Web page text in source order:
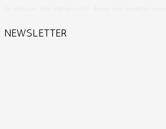
NEWSLETTER